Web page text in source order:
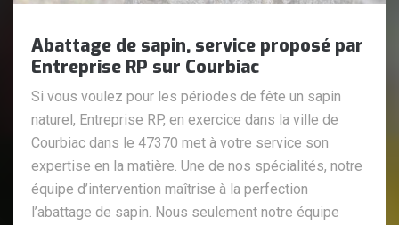
Abattage de sapin, service proposé par
Entreprise RP sur Courbiac
Si vous voulez pour les périodes de fête un sapin
naturel, Entreprise RP, en exercice dans la ville de
Courbiac dans le 47370 met à votre service son
expertise en la matière. Une de nos spécialités, notre
équipe d’intervention maîtrise à la perfection
l’abattage de sapin. Nous seulement notre équipe